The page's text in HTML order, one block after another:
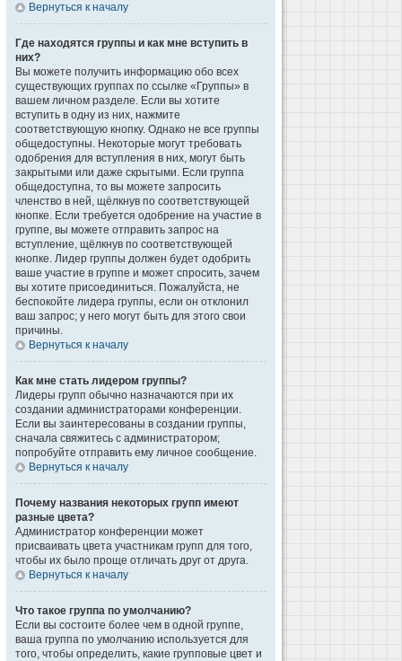
Вернуться к началу
Где находятся группы и как мне вступить в
них?
Вы можете получить информацию обо всех
существующих группах по ссылке «Группы» в
вашем личном разделе. Если вы хотите
вступить в одну из них, нажмите
соответствующую кнопку. Однако не все группы
общедоступны. Некоторые могут требовать
одобрения для вступления в них, могут быть
закрытыми или даже скрытыми. Если группа
общедоступна, то вы можете запросить
членство в ней, щёлкнув по соответствующей
кнопке. Если требуется одобрение на участие в
группе, вы можете отправить запрос на
вступление, щёлкнув по соответствующей
кнопке. Лидер группы должен будет одобрить
ваше участие в группе и может спросить, зачем
вы хотите присоединиться. Пожалуйста, не
беспокойте лидера группы, если он отклонил
ваш запрос; у него могут быть для этого свои
причины.
Вернуться к началу
Как мне стать лидером группы?
Лидеры групп обычно назначаются при их
создании администраторами конференции.
Если вы заинтересованы в создании группы,
сначала свяжитесь с администратором;
попробуйте отправить ему личное сообщение.
Вернуться к началу
Почему названия некоторых групп имеют
разные цвета?
Администратор конференции может
присваивать цвета участникам групп для того,
чтобы их было проще отличать друг от друга.
Вернуться к началу
Что такое группа по умолчанию?
Если вы состоите более чем в одной группе,
ваша группа по умолчанию используется для
того, чтобы определить, какие групповые цвет и